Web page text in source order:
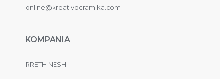
online@kreativqeramika.com
KOMPANIA
RRETH NESH